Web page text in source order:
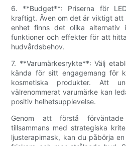
6. **Budget**: Priserna för
kraftigt. Även om det är viktigt att
enhet finns det olika alternativ
funktioner och effekter för att
hudvårdsbehov.
7. **Varumärkesrykte**: Välj
kända för sitt engagemang för
kosmetiska produkter. Att
välrenommerat varumärke kan
positiv helhetsupplevelse.
Genom att förstå
tillsammans med strategiska
ljusterapimask, kan du påbörja